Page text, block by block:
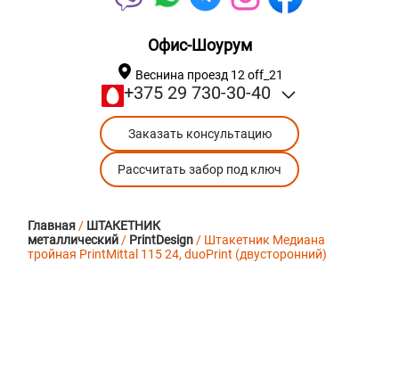
Офис-Шоурум
Веснина проезд 12 off_21
+375 29 730-30-40
Заказать консультацию
Рассчитать забор под ключ
Главная/ ШТАКЕТНИК
металлический/ PrintDesign/ Штакетник Медиана
тройная PrintMittal 115 24, duoPrint (двусторонний)